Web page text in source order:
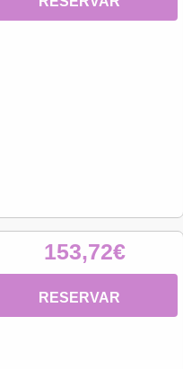
153,72€
RESERVAR